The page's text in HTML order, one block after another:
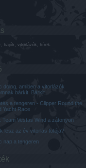
hajók, vitorlázók, hírek.
dolog, amiben a vitorlázók
bárkit. Bárkit.
a tengeren - Clipper Round the
Yacht Race
Team Vestas Wind a zátonyon
lesz az év vitorlás fotója?
nap a tengeren